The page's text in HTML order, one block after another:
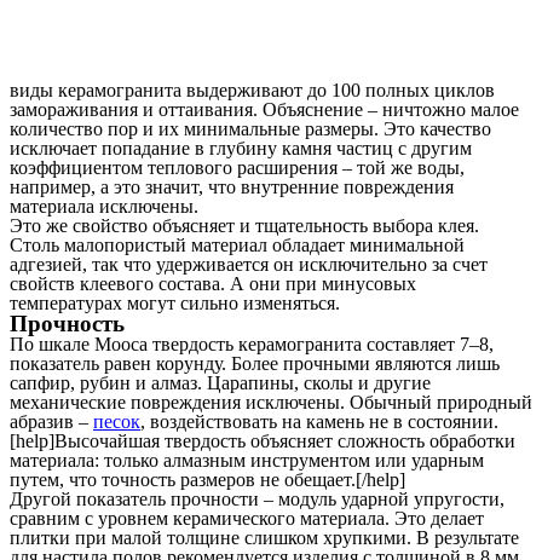
виды керамогранита выдерживают до 100 полных циклов
замораживания и оттаивания. Объяснение – ничтожно малое
количество пор и их минимальные размеры. Это качество
исключает попадание в глубину камня частиц с другим
коэффициентом теплового расширения – той же воды,
например, а это значит, что внутренние повреждения
материала исключены.
Это же свойство объясняет и тщательность выбора клея.
Столь малопористый материал обладает минимальной
адгезией, так что удерживается он исключительно за счет
свойств клеевого состава. А они при минусовых
температурах могут сильно изменяться.
Прочность
По шкале Мооса твердость керамогранита составляет 7–8,
показатель равен корунду. Более прочными являются лишь
сапфир, рубин и алмаз. Царапины, сколы и другие
механические повреждения исключены. Обычный природный
абразив – песок, воздействовать на камень не в состоянии.
[help]Высочайшая твердость объясняет сложность обработки
материала: только алмазным инструментом или ударным
путем, что точность размеров не обещает.[/help]
Другой показатель прочности – модуль ударной упругости,
сравним с уровнем керамического материала. Это делает
плитки при малой толщине слишком хрупкими. В результате